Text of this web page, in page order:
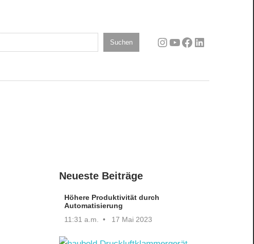
Instagram
YouTube
Facebook
LinkedIn
Suchen
Neueste Beiträge
Höhere Produktivität durch
Automatisierung
11:31 a.m.
17 Mai 2023